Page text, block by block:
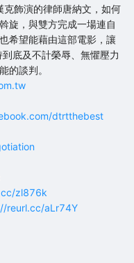
克飾演的律師唐納文，如何
旋，與雙方完成一場連自
希望能藉由這部電影，讓
底及不計榮辱、無懼壓力
的談判。
dtrtthebest
zl876k
reurl.cc/aLr74Y